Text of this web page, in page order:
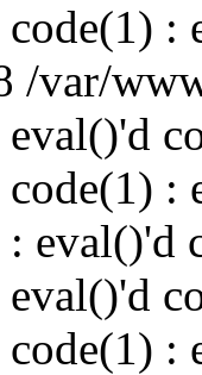
:
/var/
:
eval()'d
: